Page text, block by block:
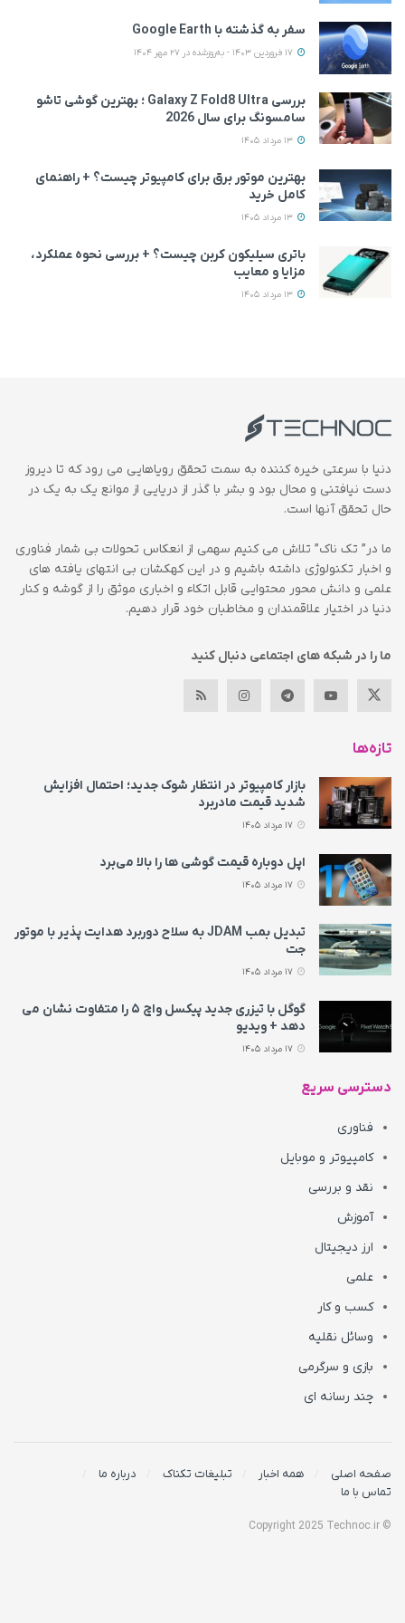
سفر به گذشته با Google Earth
بررسی Galaxy Z Fold8 Ultra ؛ بهترین گوشی تاشو
سامسونگ برای سال 2026
بهترین موتور برق برای کامپیوتر چیست؟ + راهنمای
کامل خرید
باتری سیلیکون کربن چیست؟ + بررسی نحوه عملکرد،
مزایا و معایب
دنیا با سرعتی خیره کننده به سمت تحقق رویاهایی می رود که تا دیروز
دست نیافتنی و محال بود و بشر با گذر از دریایی از موانع یک به یک در
حال تحقق آنها است.
ما در” تک ناک” تلاش می کنیم سهمی از انعکاس تحولات بی شمار فناوری
و اخبار تکنولوژی داشته باشیم و در این کهکشان بی انتهای یافته های
علمی و دانش محور محتوایی قابل اتکاء و اخباری موثق را از گوشه و کنار
دنیا در اختیار علاقمندان و مخاطبان خود قرار دهیم.
ما را در شبکه های اجتماعی دنبال کنید
تازه‌ها
بازار کامپیوتر در انتظار شوک جدید؛ احتمال افزایش
شدید قیمت مادربرد
اپل دوباره قیمت‌ گوشی ها را بالا می‌برد
تبدیل بمب JDAM به سلاح دوربرد هدایت پذیر با موتور
جت
گوگل با تیزری جدید پیکسل واچ ۵ را متفاوت نشان می‌
دهد + ویدیو
دسترسی سریع
فناوری
کامپیوتر و موبایل
نقد و بررسی
آموزش
ارز دیجیتال
علمی
کسب و کار
وسائل نقلیه
بازی و سرگرمی
چند رسانه ای
صفحه اصلی همه اخبار تبلیغات تکناک
درباره ما
تماس با ما
© Copyright 2025 Technoc.ir